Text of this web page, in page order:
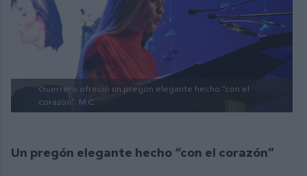
Guerrero ofreció un pregón elegante hecho “con el
corazón”. M.C.
Un pregón elegante hecho “con el corazón”